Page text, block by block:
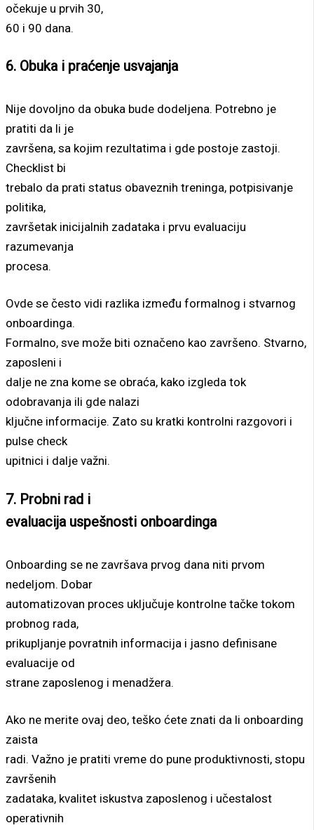
očekuje u prvih 30,
60 i 90 dana.
6. Obuka i praćenje usvajanja
Nije dovoljno da obuka bude dodeljena. Potrebno je
pratiti da li je
završena, sa kojim rezultatima i gde postoje zastoji.
Checklist bi
trebalo da prati status obaveznih treninga, potpisivanje
politika,
završetak inicijalnih zadataka i prvu evaluaciju
razumevanja
procesa.
Ovde se često vidi razlika između formalnog i stvarnog
onboardinga.
Formalno, sve može biti označeno kao završeno. Stvarno,
zaposleni i
dalje ne zna kome se obraća, kako izgleda tok
odobravanja ili gde nalazi
ključne informacije. Zato su kratki kontrolni razgovori i
pulse check
upitnici i dalje važni.
7. Probni rad i
evaluacija uspešnosti onboardinga
Onboarding se ne završava prvog dana niti prvom
nedeljom. Dobar
automatizovan proces uključuje kontrolne tačke tokom
probnog rada,
prikupljanje povratnih informacija i jasno definisane
evaluacije od
strane zaposlenog i menadžera.
Ako ne merite ovaj deo, teško ćete znati da li onboarding
zaista
radi. Važno je pratiti vreme do pune produktivnosti, stopu
završenih
zadataka, kvalitet iskustva zaposlenog i učestalost
operativnih